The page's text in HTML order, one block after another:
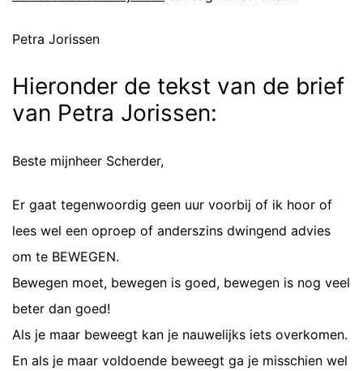
Petra Jorissen
Hieronder de tekst van de brief
van Petra Jorissen:
Beste mijnheer Scherder,
Er gaat tegenwoordig geen uur voorbij of ik hoor of
lees wel een oproep of anderszins dwingend advies
om te BEWEGEN.
Bewegen moet, bewegen is goed, bewegen is nog veel
beter dan goed!
Als je maar beweegt kan je nauwelijks iets overkomen.
En als je maar voldoende beweegt ga je misschien wel